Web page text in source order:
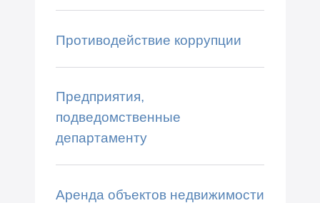
Противодействие коррупции
Предприятия,
подведомственные
департаменту
Аренда объектов недвижимости